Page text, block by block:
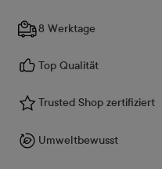
8 Werktage
Top Qualität
Trusted Shop zertifiziert
Umweltbewusst